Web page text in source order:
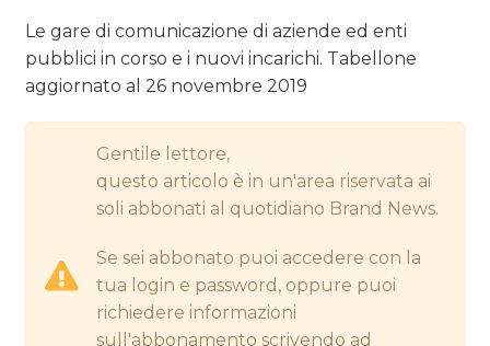
ESTERNA
Le gare di comunicazione di aziende ed enti
pubblici in corso e i nuovi incarichi. Tabellone
aggiornato al 26 novembre 2019
Gentile lettore,
questo articolo è in un'area riservata ai
soli abbonati al quotidiano Brand News.
Se sei abbonato puoi accedere con la
tua login e password, oppure puoi
richiedere informazioni
sull'abbonamento scrivendo ad